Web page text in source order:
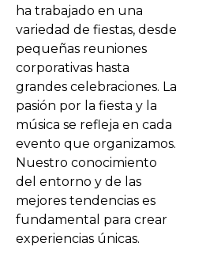
ha trabajado en una
variedad de fiestas, desde
pequeñas reuniones
corporativas hasta
grandes celebraciones. La
pasión por la fiesta y la
música se refleja en cada
evento que organizamos.
Nuestro conocimiento
del entorno y de las
mejores tendencias es
fundamental para crear
experiencias únicas.